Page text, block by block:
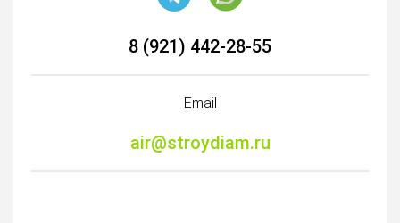
8 (921) 442-28-55
Email
air@stroydiam.ru